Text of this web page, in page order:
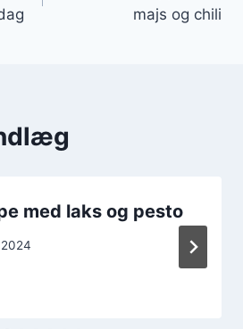
majs og chili
med laks og pesto